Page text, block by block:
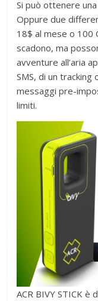
Si può ottenere
Oppure due
18$ al mese o 100
scadono, ma
avventure all’aria
SMS, di un
messaggi pre-
limiti.
ACR BIVY STICK